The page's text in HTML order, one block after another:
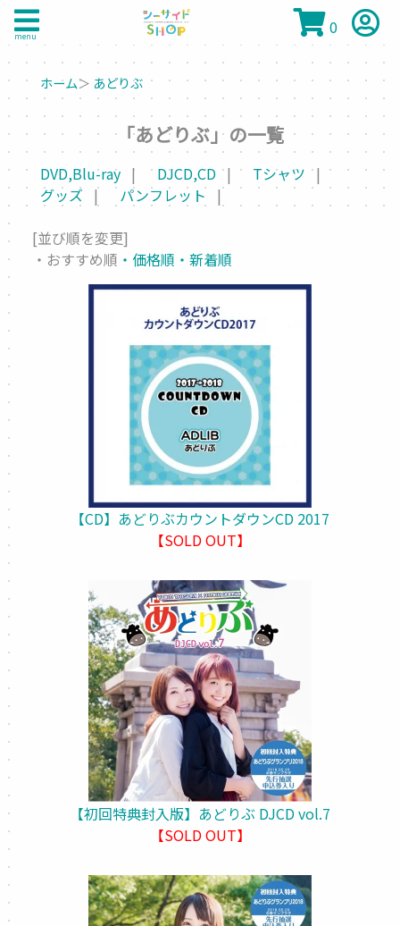
menu 0
ホーム＞ あどりぶ
「あどりぶ」の一覧
DVD,Blu-ray DJCD,CD
Tシャツ
グッズ
パンフレット
[並び順を変更]
・おすすめ順 ・価格順 ・新着順
【CD】あどりぶカウントダウンCD 2017
【SOLD OUT】
【初回特典封入版】あどりぶ DJCD vol.7
【SOLD OUT】